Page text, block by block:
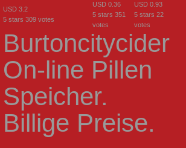
USD 3.2
5 stars 309 votes
USD 0.36
5 stars 351
votes
USD 0.93
5 stars 22
votes
Burtoncitycider
On-line Pillen
Speicher.
Billige Preise.